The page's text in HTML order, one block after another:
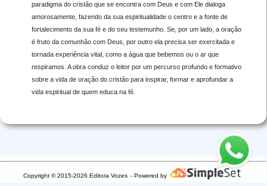
paradigma do cristão que se encontra com Deus e com Ele dialoga
amorosamente, fazendo da sua espiritualidade o centro e a fonte de
fortalecimento da sua fé e do seu testemunho. Se, por um lado, a oração
é fruto da comunhão com Deus, por outro ela precisa ser exercitada e
tornada experiência vital, como a água que bebemos ou o ar que
respiramos. A obra conduz o leitor por um percurso profundo e formativo
sobre a vida de oração do cristão para inspirar, formar e aprofundar a
vida espiritual de quem educa na fé.
Copyright © 2015-2026 Editora Vozes - Powered by